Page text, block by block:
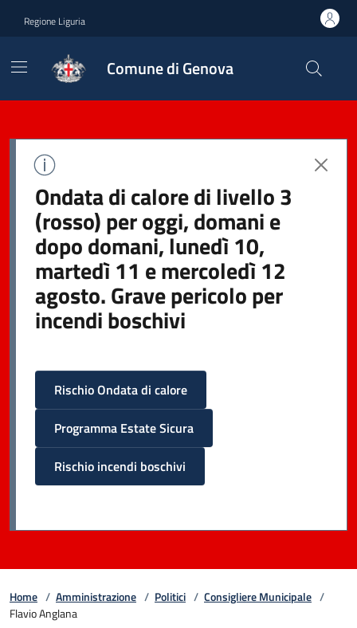
Regione Liguria
Comune di Genova
Ondata di calore di livello 3
(rosso) per oggi, domani e
dopo domani, lunedì 10,
martedì 11 e mercoledì 12
agosto. Grave pericolo per
incendi boschivi
Rischio Ondata di calore
Programma Estate Sicura
Rischio incendi boschivi
Home / Amministrazione / Politici / Consigliere Municipale /
Flavio Anglana